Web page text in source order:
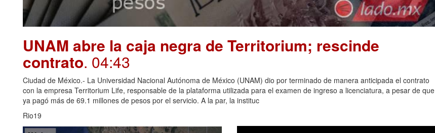
UNAM abre la caja negra de Territorium; rescinde
contrato. 04:43
Ciudad de México.- La Universidad Nacional Autónoma de México (UNAM) dio por terminado de manera anticipada el contrato
con la empresa Territorium Life, responsable de la plataforma utilizada para el examen de ingreso a licenciatura, a pesar de que
ya pagó más de 69.1 millones de pesos por el servicio. A la par, la instituc
Rio19